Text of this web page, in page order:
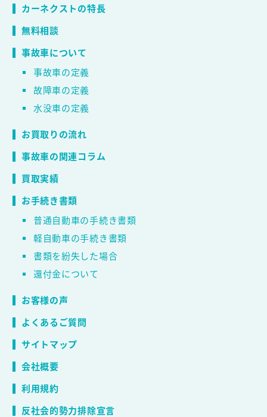
カーネクストの特長
無料相談
事故車について
事故車の定義
故障車の定義
水没車の定義
お買取りの流れ
事故車の関連コラム
買取実績
お手続き書類
普通自動車の手続き書類
軽自動車の手続き書類
書類を紛失した場合
還付金について
お客様の声
よくあるご質問
サイトマップ
会社概要
利用規約
反社会的勢力排除宣言